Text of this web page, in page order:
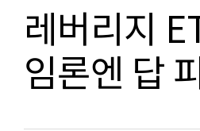
레버리지
임론엔 답